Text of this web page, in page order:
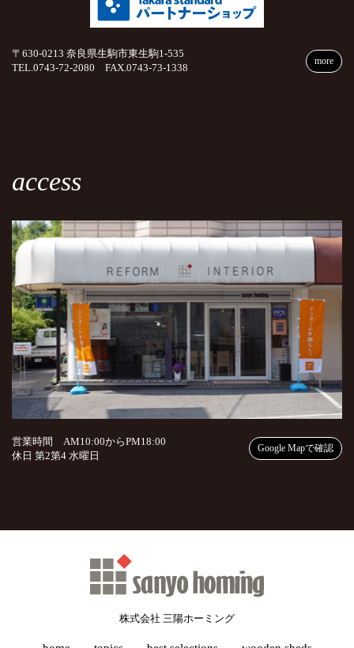
〒630-0213 奈良県生駒市東生駒1-535
TEL.0743-72-2080 FAX.0743-73-1338
more
access
営業時間 AM10:00からPM18:00
休日 第2第4 水曜日
Google Mapで確認
株式会社 三陽ホーミング